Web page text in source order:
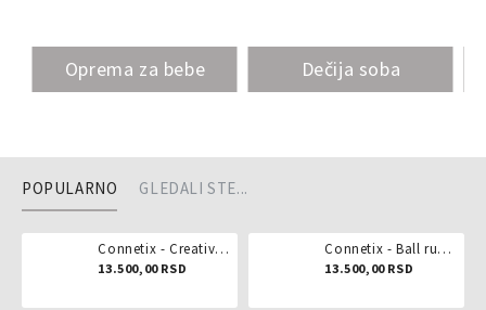
Oprema za bebe Dečija soba
POPULARNO GLEDALI STE...
Connetix - Creative pack 102 dela
13.500,00 RSD
Connetix - Ball run pastel 106 delova
13.500,00 RSD